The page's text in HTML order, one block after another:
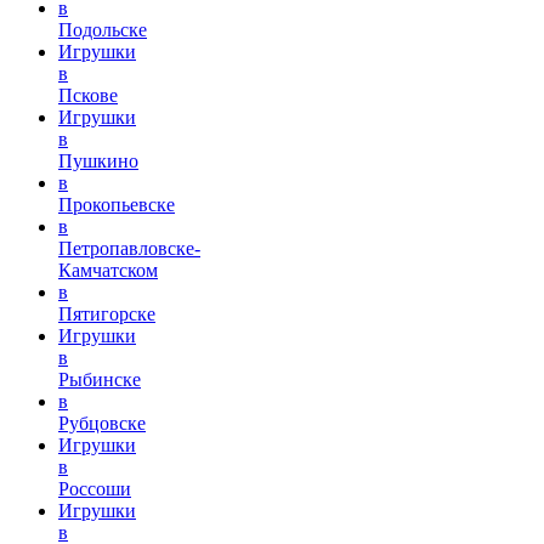
в
Подольске
Игрушки
в
Пскове
Игрушки
в
Пушкино
в
Прокопьевске
в
Петропавловске-
Камчатском
в
Пятигорске
Игрушки
в
Рыбинске
в
Рубцовске
Игрушки
в
Россоши
Игрушки
в